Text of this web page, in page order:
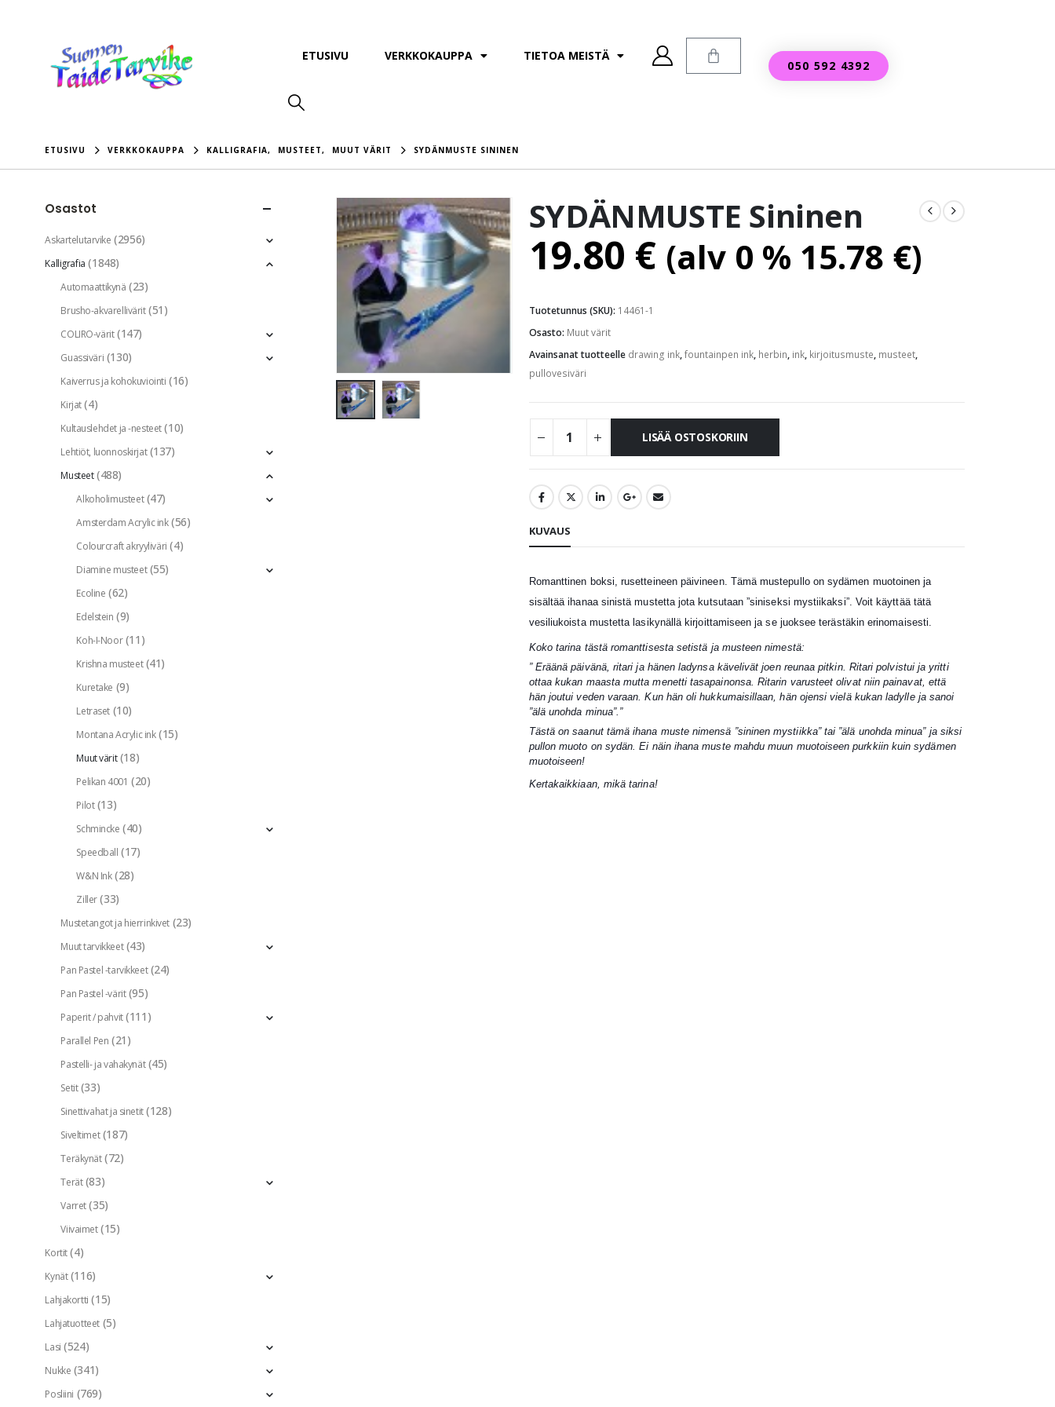
ETUSIVU VERKKOKAUPPA TIETOA MEISTÄ
050 592 4392
ETUSIVU VERKKOKAUPPA KALLIGRAFIA, MUSTEET, MUUT VÄRIT SYDÄNMUSTE SININEN
SYDÄNMUSTE Sininen
19.80 € (alv 0 % 15.78 €)
Tuotetunnus (SKU): 14461-1
Osasto: Muut värit
Avainsanat tuotteelle drawing ink,fountainpen ink, herbin, ink, kirjoitusmuste, musteet,
pullovesiväri
LISÄÄ OSTOSKORIIN
KUVAUS
Romanttinen boksi, rusetteineen päivineen. Tämä mustepullo on sydämen muotoinen ja
sisältää ihanaa sinistä mustetta jota kutsutaan ”siniseksi mystiikaksi”. Voit käyttää tätä
vesiliukoista mustetta lasikynällä kirjoittamiseen ja se juoksee terästäkin erinomaisesti.
Koko tarina tästä romanttisesta setistä ja musteen nimestä:
” Eräänä päivänä, ritari ja hänen ladynsa kävelivät joen reunaa pitkin. Ritari polvistui ja yritti
ottaa kukan maasta mutta menetti tasapainonsa. Ritarin varusteet olivat niin painavat, että
hän joutui veden varaan. Kun hän oli hukkumaisillaan, hän ojensi vielä kukan ladylle ja sanoi
”älä unohda minua”.”
Tästä on saanut tämä ihana muste nimensä ”sininen mystiikka” tai ”älä unohda minua” ja siksi
pullon muoto on sydän . Ei näin ihana muste mahdu muun muotoiseen purkkiin kuin sydämen
muotoiseen!
Kertakaikkiaan, mikä tarina!
Osastot
Askartelutarvike (2956)
Kalligrafia (1848)
Automaattikynä (23)
Brusho-akvarellivärit (51)
COLIRO-värit (147)
Guassiväri (130)
Kaiverrus ja kohokuviointi (16)
Kirjat (4)
Kultauslehdet ja -nesteet (10)
Lehtiöt, luonnoskirjat (137)
Musteet (488)
Alkoholimusteet (47)
Amsterdam Acrylic ink (56)
Colourcraft akryyliväri (4)
Diamine musteet (55)
Ecoline (62)
Edelstein (9)
Koh-I-Noor (11)
Krishna musteet (41)
Kuretake (9)
Letraset (10)
Montana Acrylic ink (15)
Muut värit (18)
Pelikan 4001 (20)
Pilot (13)
Schmincke (40)
Speedball (17)
W&N Ink (28)
Ziller (33)
Mustetangot ja hierrinkivet (23)
Muut tarvikkeet (43)
Pan Pastel -tarvikkeet (24)
Pan Pastel -värit (95)
Paperit / pahvit (111)
Parallel Pen (21)
Pastelli- ja vahakynät (45)
Setit (33)
Sinettivahat ja sinetit (128)
Siveltimet (187)
Teräkynät (72)
Terät (83)
Varret (35)
Viivaimet (15)
Kortit (4)
Kynät (116)
Lahjakortti (15)
Lahjatuotteet (5)
Lasi (524)
Nukke (341)
Posliini (769)